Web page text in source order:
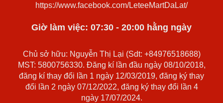
https://www.facebook.com/LeteeMartDaLat/
Giờ làm việc: 07:30 - 20:00 hằng ngày
Chủ sở hữu: Nguyễn Thị Lại (Sdt: +84976518688)
MST: 5800756330. Đăng kí lần đầu ngày 08/10/2018,
đăng kí thay đổi lần 1 ngày 12/03/2019, đăng ký thay
đổi lần 2 ngày 07/12/2022, đăng ký thay đổi lần 4
ngày 17/07/2024.